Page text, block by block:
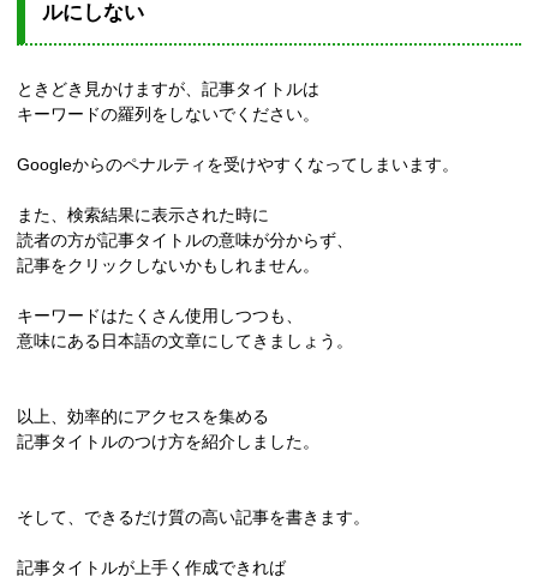
ルにしない
ときどき見かけますが、記事タイトルは
キーワードの羅列をしないでください。
Googleからのペナルティを受けやすくなってしまいます。
また、検索結果に表示された時に
読者の方が記事タイトルの意味が分からず、
記事をクリックしないかもしれません。
キーワードはたくさん使用しつつも、
意味にある日本語の文章にしてきましょう。
以上、効率的にアクセスを集める
記事タイトルのつけ方を紹介しました。
そして、できるだけ質の高い記事を書きます。
記事タイトルが上手く作成できれば